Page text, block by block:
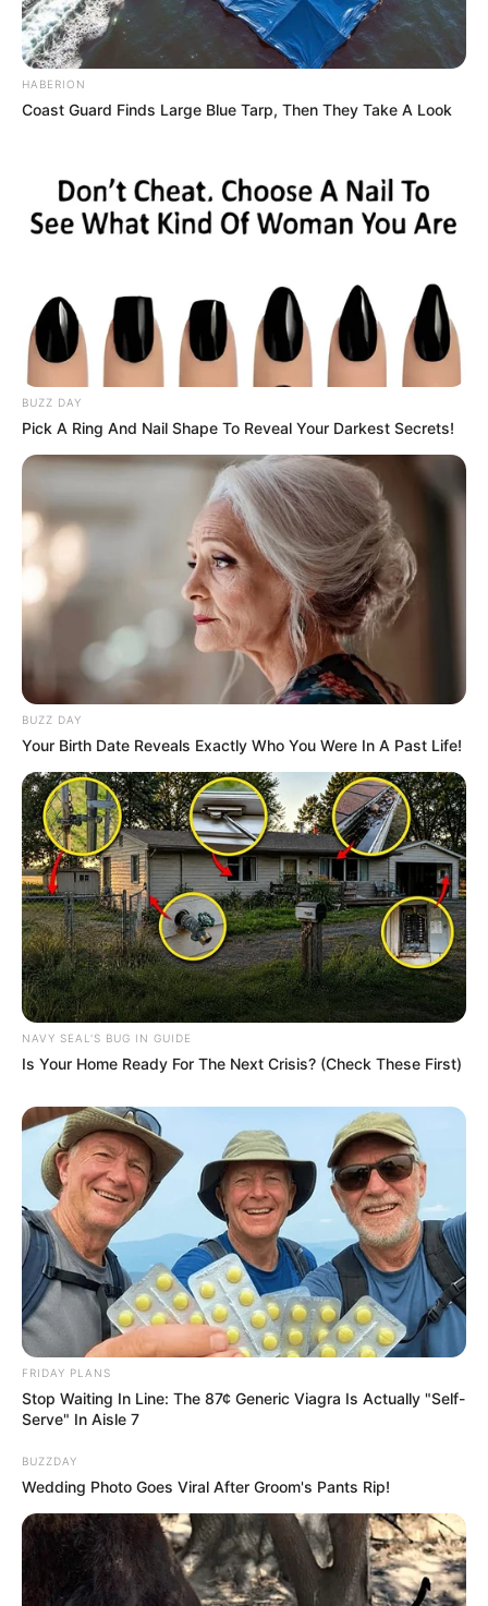
HABERION
Coast Guard Finds Large Blue Tarp, Then They Take A Look
BUZZ DAY
Pick A Ring And Nail Shape To Reveal Your Darkest Secrets!
BUZZ DAY
Your Birth Date Reveals Exactly Who You Were In A Past Life!
NAVY SEAL'S BUG IN GUIDE
Is Your Home Ready For The Next Crisis? (Check These First)
FRIDAY PLANS
Stop Waiting In Line: The 87¢ Generic Viagra Is Actually "Self-
Serve" In Aisle 7
BUZZDAY
Wedding Photo Goes Viral After Groom's Pants Rip!